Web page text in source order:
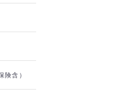
含）